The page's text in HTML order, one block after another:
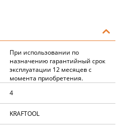
При использовании по
назначению гарантийный срок
эксплуатации 12 месяцев с
момента приобретения.
4
KRAFTOOL